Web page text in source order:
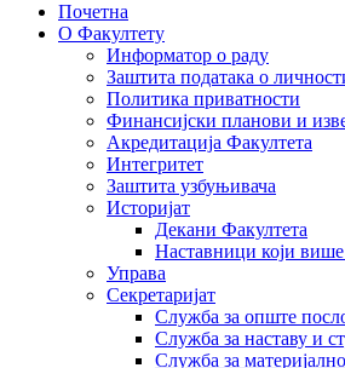
Почетна
О Факултету
Информатор о раду
Заштита података о
Политика приватности
Финансијски планови и
Акредитација Факултета
Интегритет
Заштита узбуњивача
Историјат
Декани Факултета
Наставници који
Управа
Секретаријат
Служба за опште
Служба за наставу и
Служба за